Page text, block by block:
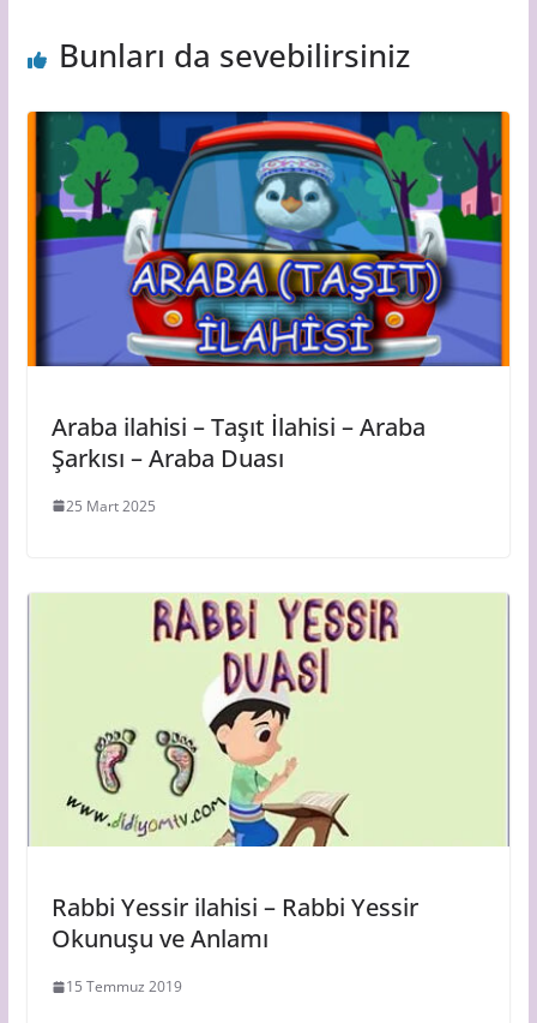
Bunları da sevebilirsiniz
Araba ilahisi – Taşıt İlahisi – Araba
Şarkısı – Araba Duası
25 Mart 2025
Rabbi Yessir ilahisi – Rabbi Yessir
Okunuşu ve Anlamı
15 Temmuz 2019